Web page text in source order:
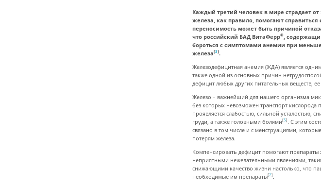
Каждый третий человек в мире страдает
железа, как правило, помогают
переносимость может быть причиной
что российский БАД ВитаФерр®,
бороться с симптомами анемии при
железа[3].
Железодефицитная анемия (ЖДА) является
также одной из основных причин
дефицит любых других питательных веществ,
Железо – важнейший для нашего организма
без которых невозможен транспорт
проявляется слабостью, сильной усталостью,
груди, а также головными болями[5] . С этим
связано в том числе и с менструациями,
потерям железа.
Компенсировать дефицит помогают
неприятными нежелательными явлениями,
снижающими качество жизни настолько, что
необходимые им препараты[2] .